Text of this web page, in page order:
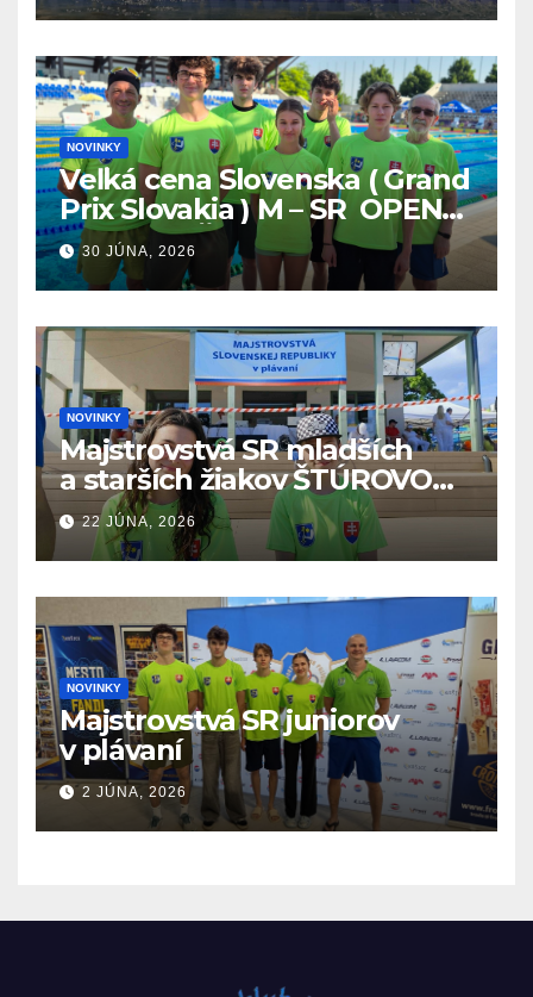
NOVINKY
Veľká cena Slovenska ( Grand
Prix Slovakia ) M – SR OPEN
v plávaní. Šamorín 26.6. –
28.6.2026
30 JÚNA, 2026
NOVINKY
Majstrovstvá SR mladších
a starších žiakov ŠTÚROVO
19.6. – 21.6.2026
22 JÚNA, 2026
NOVINKY
Majstrovstvá SR juniorov
v plávaní
2 JÚNA, 2026